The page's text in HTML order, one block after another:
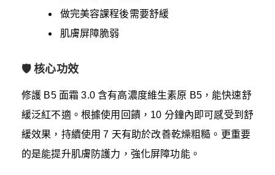
做完美容課程後需要舒緩
肌膚屏障脆弱
🛡️ 核心功效
修護 B5 面霜 3.0 含有高濃度維生素原 B5，能快速舒
緩泛紅不適。根據使用回饋，10 分鐘內即可感受到舒
緩效果，持續使用 7 天有助於改善乾燥粗糙。更重要
的是能提升肌膚防護力，強化屏障功能。